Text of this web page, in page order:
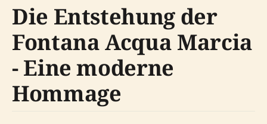
Die Entstehung der
Fontana Acqua Marcia
- Eine moderne
Hommage